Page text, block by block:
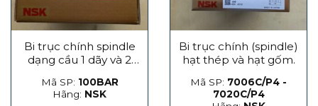
Bi trục chính spindle
dạng cầu 1 dãy và 2
Mã SP: 100BAR
Hãng: NSK
Bi trục chính (spindle)
hạt thép và hạt gốm.
Mã SP: 7006C/P4 -
7020C/P4